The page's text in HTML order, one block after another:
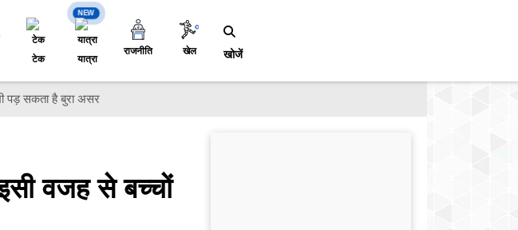
टेक
NEW
यात्रा
राजनीति खेल खोजें
पड़ सकता है बुरा असर
वजह से बच्चों